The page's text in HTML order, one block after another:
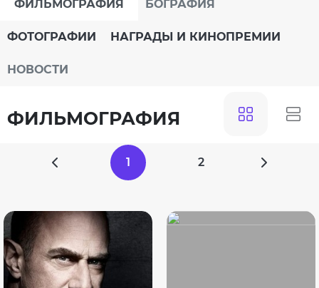
ФИЛЬМОГРАФИЯ БОГРАФИЯ
ФОТОГРАФИИ НАГРАДЫ И КИНОПРЕМИИ
НОВОСТИ
ФИЛЬМОГРАФИЯ
1 2